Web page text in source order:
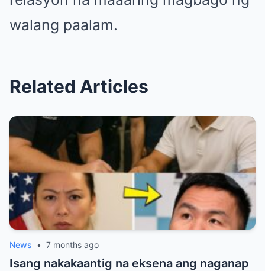
walang paalam.
Related Articles
News • 7 months ago
Isang nakakaantig na eksena ang naganap